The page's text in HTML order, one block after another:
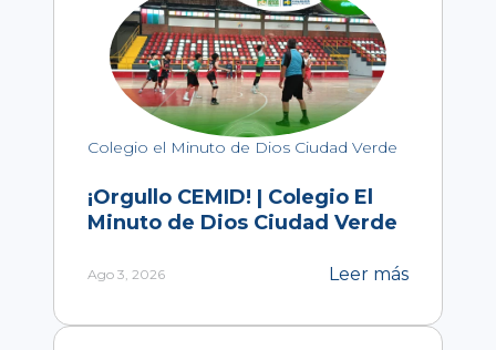
Colegio el Minuto de Dios Ciudad Verde
¡Orgullo CEMID! | Colegio El
Minuto de Dios Ciudad Verde
Ago 3, 2026 Leer más